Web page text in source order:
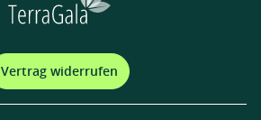
Vertrag widerrufen